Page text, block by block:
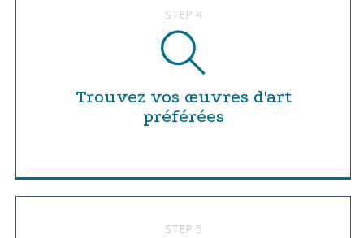
STEP 4
Trouvez vos œuvres d'art
préférées
STEP 5